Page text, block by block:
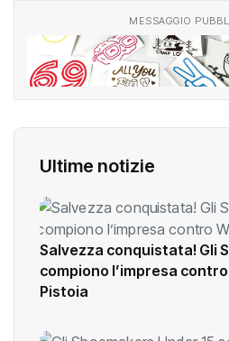
MESSAGGIO
Ultime notizie
Salvezza conquistata! Gli
compiono l’impresa
Pistoia